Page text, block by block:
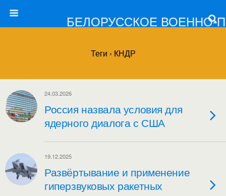
БЕЛОРУССКОЕ ВОЕННО-
Теги › КНДР
24.03.2026
Россия назвала условия для
ядерного диалога с США
19.12.2025
Развёртывание и применение
гиперзвуковых ракетных